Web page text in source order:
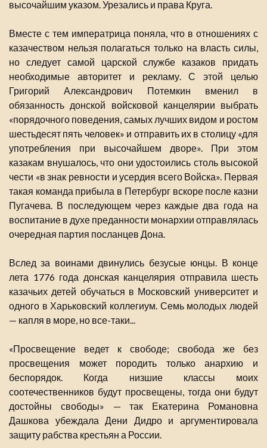
высочайшим указом. Урезались и права Круга.
Вместе с тем императрица поняла, что в отношениях с
казачеством нельзя полагаться только на власть силы,
но следует самой царской службе казаков придать
необходимые авторитет и рекламу. С этой целью
Григорий Александрович Потемкин вменил в
обязанность донской войсковой канцелярии выбрать
«порядочного поведения, самых лучших видом и ростом
шестьдесят пять человек» и отправить их в столицу «для
употребления при высочайшем дворе». При этом
казакам внушалось, что они удостоились столь высокой
чести «в знак ревности и усердия всего Войска». Первая
такая команда прибыла в Петербург вскоре после казни
Пугачева. В последующем через каждые два года на
воспитание в духе преданности монархии отправлялась
очередная партия посланцев Дона.
Вслед за воинами двинулись безусые юнцы. В конце
лета 1776 года донская канцелярия отправила шесть
казачьих детей обучаться в Московский университет и
одного в Харьковский коллегиум. Семь молодых людей
— капля в море, но все-таки...
«Просвещение ведет к свободе; свобода же без
просвещения может породить только анархию и
беспорядок. Когда низшие классы моих
соотечественников будут просвещены, тогда они будут
достойны свободы» — так Екатерина Романовна
Дашкова убеждала Дени Дидро и аргументировала
защиту рабства крестьян а России.